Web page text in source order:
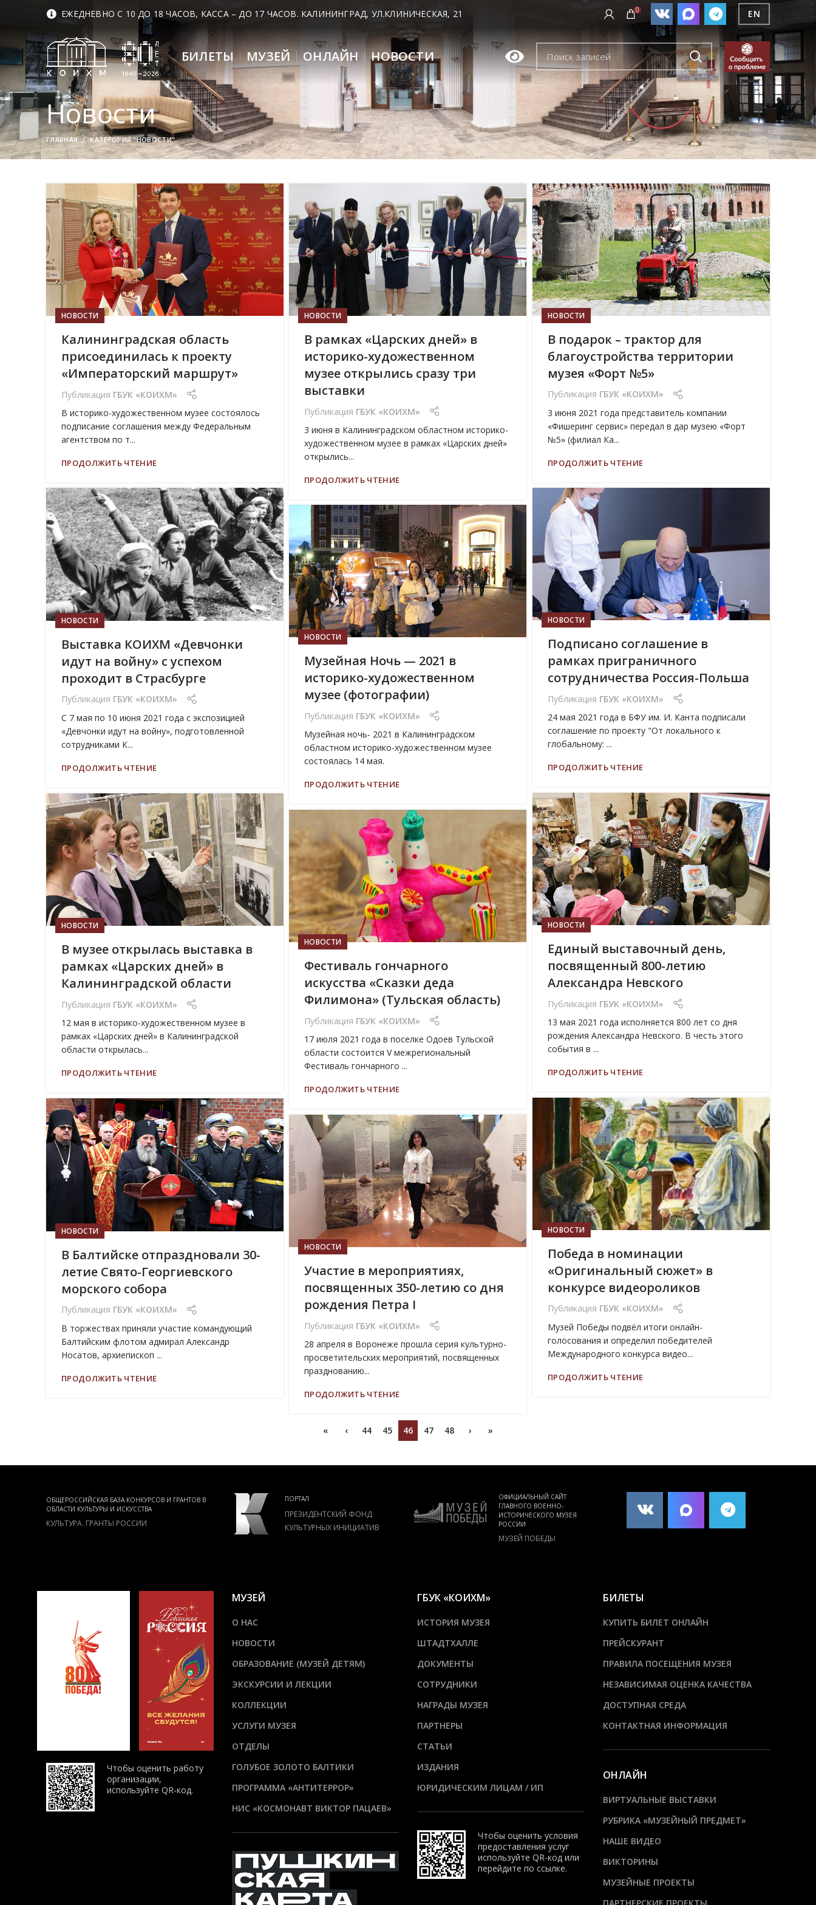
ЕЖЕДНЕВНО С 10 ДО 18 ЧАСОВ, КАССА – ДО 17 ЧАСОВ. КАЛИНИНГРАД, УЛ.КЛИНИЧЕСКАЯ, 21 0 EN
БИЛЕТЫ МУЗЕЙ ОНЛАЙН НОВОСТИ
Новости
ГЛАВНАЯ КАТЕГОРИЯ "НОВОСТИ"
07
ИЮН
НОВОСТИ
Калининградская область
присоединилась к проекту
«Императорский маршрут»
Публикация ГБУК «КОИХМ»
В историко-художественном музее состоялось
подписание соглашения между Федеральным
агентством по т...
ПРОДОЛЖИТЬ ЧТЕНИЕ
07
ИЮН
НОВОСТИ
В рамках «Царских дней» в
историко-художественном
музее открылись сразу три
выставки
Публикация ГБУК «КОИХМ»
3 июня в Калининградском областном историко-
художественном музее в рамках «Царских дней»
открылись...
ПРОДОЛЖИТЬ ЧТЕНИЕ
04
ИЮН
НОВОСТИ
В подарок – трактор для
благоустройства территории
музея «Форт №5»
Публикация ГБУК «КОИХМ»
3 июня 2021 года представитель компании
«Фишеринг сервис» передал в дар музею «Форт
№5» (филиал Ка...
ПРОДОЛЖИТЬ ЧТЕНИЕ
28
МАЙ
НОВОСТИ
Подписано соглашение в
рамках приграничного
сотрудничества Россия-Польша
Публикация ГБУК «КОИХМ»
24 мая 2021 года в БФУ им. И. Канта подписали
соглашение по проекту "От локального к
глобальному: ...
ПРОДОЛЖИТЬ ЧТЕНИЕ
25
МАЙ
НОВОСТИ
Выставка КОИХМ «Девчонки
идут на войну» с успехом
проходит в Страсбурге
Публикация ГБУК «КОИХМ»
С 7 мая по 10 июня 2021 года с экспозицией
«Девчонки идут на войну», подготовленной
сотрудниками К...
ПРОДОЛЖИТЬ ЧТЕНИЕ
17
МАЙ
НОВОСТИ
Музейная Ночь — 2021 в
историко-художественном
музее (фотографии)
Публикация ГБУК «КОИХМ»
Музейная ночь- 2021 в Калининградском
областном историко-художественном музее
состоялась 14 мая.
ПРОДОЛЖИТЬ ЧТЕНИЕ
13
МАЙ
НОВОСТИ
Единый выставочный день,
посвященный 800-летию
Александра Невского
Публикация ГБУК «КОИХМ»
13 мая 2021 года исполняется 800 лет со дня
рождения Александра Невского. В честь этого
события в ...
ПРОДОЛЖИТЬ ЧТЕНИЕ
13
МАЙ
НОВОСТИ
В музее открылась выставка в
рамках «Царских дней» в
Калининградской области
Публикация ГБУК «КОИХМ»
12 мая в историко-художественном музее в
рамках «Царских дней» в Калининградской
области открылась...
ПРОДОЛЖИТЬ ЧТЕНИЕ
12
МАЙ
НОВОСТИ
Фестиваль гончарного
искусства «Сказки деда
Филимона» (Тульская область)
Публикация ГБУК «КОИХМ»
17 июля 2021 года в поселке Одоев Тульской
области состоится V межрегиональный
Фестиваль гончарного ...
ПРОДОЛЖИТЬ ЧТЕНИЕ
12
МАЙ
НОВОСТИ
Победа в номинации
«Оригинальный сюжет» в
конкурсе видеороликов
Публикация ГБУК «КОИХМ»
Музей Победы подвёл итоги онлайн-
голосования и определил победителей
Международного конкурса видео...
ПРОДОЛЖИТЬ ЧТЕНИЕ
07
МАЙ
НОВОСТИ
В Балтийске отпраздновали 30-
летие Свято-Георгиевского
морского собора
Публикация ГБУК «КОИХМ»
В торжествах приняли участие командующий
Балтийским флотом адмирал Александр
Носатов, архиепископ ...
ПРОДОЛЖИТЬ ЧТЕНИЕ
29
АПР
НОВОСТИ
Участие в мероприятиях,
посвященных 350-летию со дня
рождения Петра I
Публикация ГБУК «КОИХМ»
28 апреля в Воронеже прошла серия культурно-
просветительских мероприятий, посвященных
празднованию...
ПРОДОЛЖИТЬ ЧТЕНИЕ
« ‹ 44 45 46 47 48 › »
ОБЩЕРОССИЙСКАЯ БАЗА КОНКУРСОВ И ГРАНТОВ В
ОБЛАСТИ КУЛЬТУРЫ И ИСКУССТВА
КУЛЬТУРА. ГРАНТЫ РОССИИ
ПОРТАЛ
ПРЕЗИДЕНТСКИЙ ФОНД
КУЛЬТУРНЫХ ИНИЦИАТИВ
ОФИЦИАЛЬНЫЙ САЙТ
ГЛАВНОГО ВОЕННО-
ИСТОРИЧЕСКОГО МУЗЕЯ
РОССИИ
МУЗЕЙ ПОБЕДЫ
НАСЛЕДИЯ, ТРАДИЦИЙ
НАРОДОВ РОССИИ
КУЛЬТУРА.РФ
Чтобы оценить работу
организации,
используйте QR-код.
МУЗЕЙ
О НАС
НОВОСТИ
ОБРАЗОВАНИЕ (МУЗЕЙ ДЕТЯМ)
ЭКСКУРСИИ И ЛЕКЦИИ
КОЛЛЕКЦИИ
УСЛУГИ МУЗЕЯ
ОТДЕЛЫ
ГОЛУБОЕ ЗОЛОТО БАЛТИКИ
ПРОГРАММА «АНТИТЕРРОР»
НИС «КОСМОНАВТ ВИКТОР ПАЦАЕВ»
ГБУК «КОИХМ»
ИСТОРИЯ МУЗЕЯ
ШТАДТХАЛЛЕ
ДОКУМЕНТЫ
СОТРУДНИКИ
НАГРАДЫ МУЗЕЯ
ПАРТНЕРЫ
СТАТЬИ
ИЗДАНИЯ
ЮРИДИЧЕСКИМ ЛИЦАМ / ИП
Чтобы оценить условия
предоставления услуг
используйте QR-код или
перейдите по ссылке.
БИЛЕТЫ
КУПИТЬ БИЛЕТ ОНЛАЙН
ПРЕЙСКУРАНТ
ПРАВИЛА ПОСЕЩЕНИЯ МУЗЕЯ
НЕЗАВИСИМАЯ ОЦЕНКА КАЧЕСТВА
ДОСТУПНАЯ СРЕДА
КОНТАКТНАЯ ИНФОРМАЦИЯ
ОНЛАЙН
ВИРТУАЛЬНЫЕ ВЫСТАВКИ
РУБРИКА «МУЗЕЙНЫЙ ПРЕДМЕТ»
НАШЕ ВИДЕО
ВИКТОРИНЫ
МУЗЕЙНЫЕ ПРОЕКТЫ